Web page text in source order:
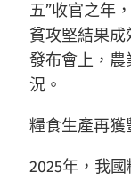
五”收官之年
貧攻堅結果成
發布會上，
況。
糧食生產再獲
2025年，我